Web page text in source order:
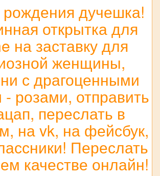
дучешка!
открытка для
на заставку для
женщины,
с драгоценными
- розами, отправить
переслать в
на vk, на фейсбук,
Переслать
качестве онлайн!